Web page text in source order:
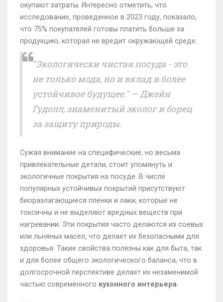
окупают затраты. Интересно отметить, что
исследование, проведенное в 2023 году, показало,
что 75% покупателей готовы платить больше за
продукцию, которая не вредит окружающей среде.
"Экологически чистая посуда - это
не только мода, но и вклад в более
устойчивое будущее." — Джейн
Гудолл, знаменитый эколог и борец
за защиту природы.
Сужая внимание на специфические, но весьма
привлекательные детали, стоит упомянуть и
экологичные покрытия на посуде. В числе
популярных устойчивых покрытий присутствуют
биоразлагающиеся пленки и лаки, которые не
токсичны и не выделяют вредных веществ при
нагревании. Эти покрытия часто делаются из соевых
или льняных масел, что делает их безопасными для
здоровья. Такие свойства полезны как для быта, так
и для более общего экологического баланса, что в
долгосрочной перспективе делает их незаменимой
частью современного кухонного интерьера